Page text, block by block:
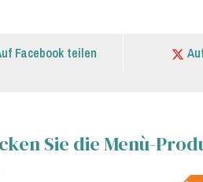
Facebook teilen
Sie die Menù-